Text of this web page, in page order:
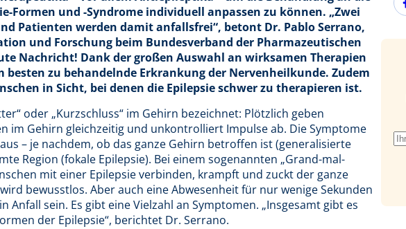
Formen und -Syndrome individuell anpassen zu können. „Zwei
Patienten werden damit anfallsfrei“, betont Dr. Pablo Serrano,
und Forschung beim Bundesverband der Pharmazeutischen
Nachricht! Dank der großen Auswahl an wirksamen Therapien
besten zu behandelnde Erkrankung der Nervenheilkunde. Zudem
in Sicht, bei denen die Epilepsie schwer zu therapieren ist.
oder „Kurzschluss“ im Gehirn bezeichnet: Plötzlich geben
im Gehirn gleichzeitig und unkontrolliert Impulse ab. Die Symptome
– je nachdem, ob das ganze Gehirn betroffen ist (generalisierte
Region (fokale Epilepsie). Bei einem sogenannten „Grand-mal-
mit einer Epilepsie verbinden, krampft und zuckt der ganze
bewusstlos. Aber auch eine Abwesenheit für nur wenige Sekunden
Anfall sein. Es gibt eine Vielzahl an Symptomen. „Insgesamt gibt es
der Epilepsie“, berichtet Dr. Serrano.
a